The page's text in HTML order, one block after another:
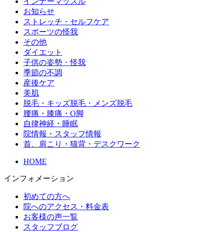
お知らせ
ストレッチ・セルフケア
スポーツの怪我
その他
ダイエット
子供の姿勢・怪我
季節の不調
産後ケア
美肌
脱毛・キッズ脱毛・メンズ脱毛
腰痛・膝痛・O脚
自律神経・睡眠
院情報・スタッフ情報
首、肩こり・猫背・デスクワーク
HOME
インフォメーション
初めての方へ
院へのアクセス・料金表
お客様の声一覧
スタッフブログ